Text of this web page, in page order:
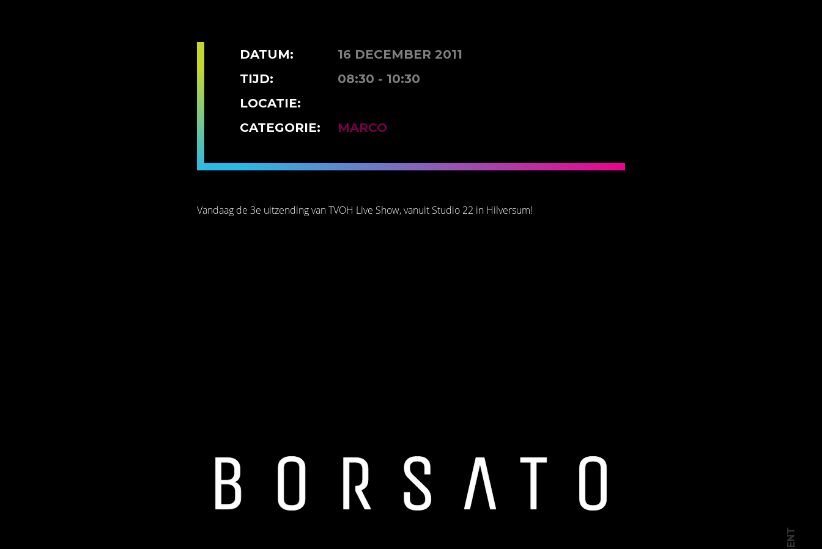
DATUM:
16 DECEMBER 2011
TIJD:
08:30 - 10:30
LOCATIE:
CATEGORIE:
MARCO
Vandaag de 3e uitzending van TVOH Live Show, vanuit Studio 22 in Hilversum!